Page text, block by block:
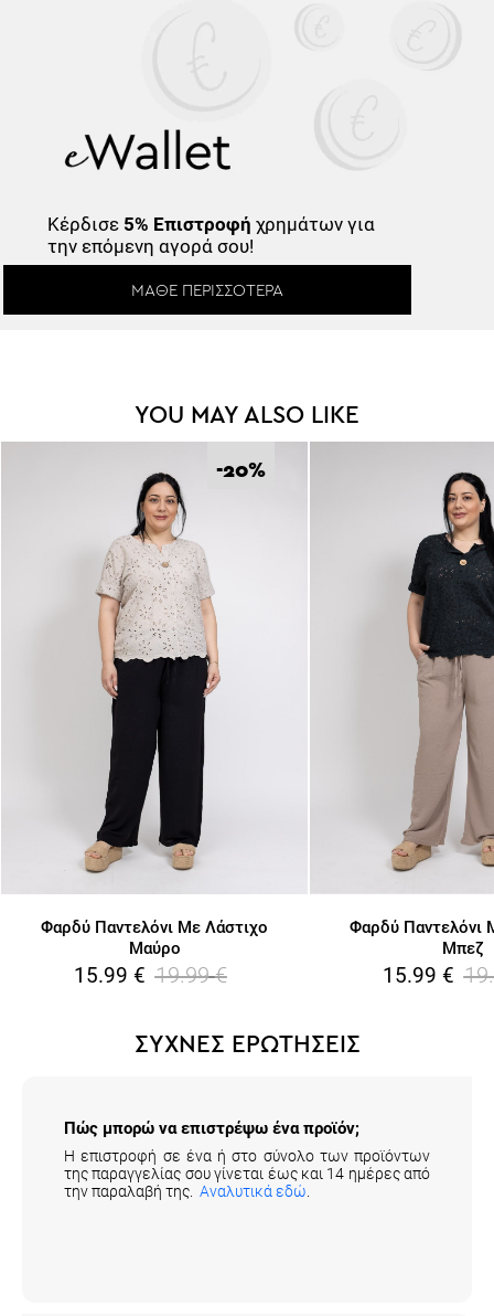
Κέρδισε 5% Επιστροφή χρημάτων για
την επόμενη αγορά σου!
ΜΆΘΕ ΠΕΡΙΣΣΌΤΕΡΑ
YOU MAY ALSO LIKE
-20%
Φαρδύ Παντελόνι Με Λάστιχο
Μαύρο
15.99 € 19.99 €
Φαρδύ Παντελόνι
Μπεζ
15.99 €
ΣΥΧΝΕΣ ΕΡΩΤΗΣΕΙΣ
Πώς μπορώ να επιστρέψω ένα προϊόν;
Η επιστροφή σε ένα ή στο σύνολο των προϊόντων
της παραγγελίας σου γίνεται έως και 14 ημέρες από
την παραλαβή της. Αναλυτικά εδώ